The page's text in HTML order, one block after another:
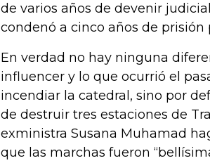
de varios años de devenir
condenó a cinco años de prisión
En verdad no hay ninguna
influencer y lo que ocurrió el
incendiar la catedral, sino por
de destruir tres estaciones de
exministra Susana Muhamad
que las marchas fueron